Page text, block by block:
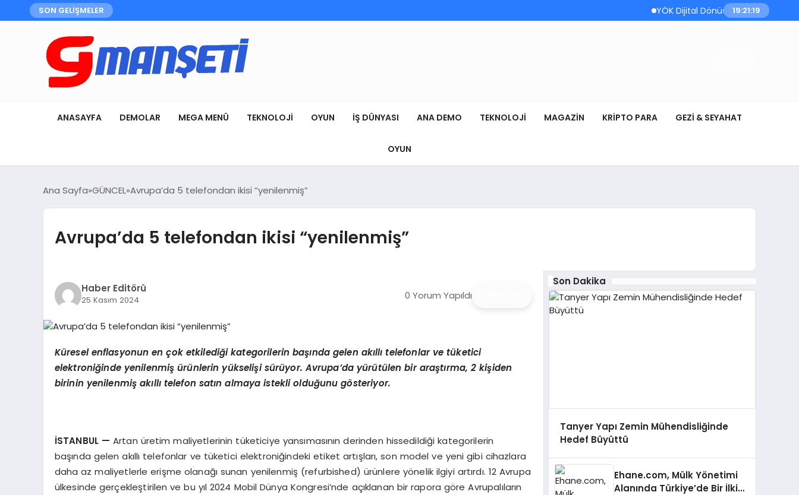
SON GELİŞMELER YÖK Dijital Dönüşüm Kapsamında
19:21:20
ANASAYFA DEMOLAR MEGA MENÜ TEKNOLOJI OYUN İŞ DÜNYASI ANA DEMO TEKNOLOJI MAGAZIN KRIPTO PARA GEZI & SEYAHAT
OYUN
Ana Sayfa GÜNCEL Avrupa’da 5 telefondan ikisi “yenilenmiş”
Avrupa’da 5 telefondan ikisi “yenilenmiş”
Haber Editörü
25 Kasım 2024 0 Yorum Yapıldı
Küresel enflasyonun en çok etkilediği kategorilerin başında gelen akıllı telefonlar ve tüketici
elektroniğinde yenilenmiş ürünlerin yükselişi sürüyor. Avrupa’da yürütülen bir araştırma, 2 kişiden
birinin yenilenmiş akıllı telefon satın almaya istekli olduğunu gösteriyor.
İSTANBUL — Artan üretim maliyetlerinin tüketiciye yansımasının derinden hissedildiği kategorilerin
başında gelen akıllı telefonlar ve tüketici elektroniğindeki etiket artışları, son model ve yeni gibi cihazlara
daha az maliyetlerle erişme olanağı sunan yenilenmiş (refurbished) ürünlere yönelik ilgiyi artırdı. 12 Avrupa
ülkesinde gerçekleştirilen ve bu yıl 2024 Mobil Dünya Kongresi’nde açıklanan bir rapora göre Avrupalıların
Son Dakika
Tanyer Yapı Zemin Mühendisliğinde
Hedef Büyüttü
Ehane.com, Mülk Yönetimi
Alanında Türkiye’de Bir İlki